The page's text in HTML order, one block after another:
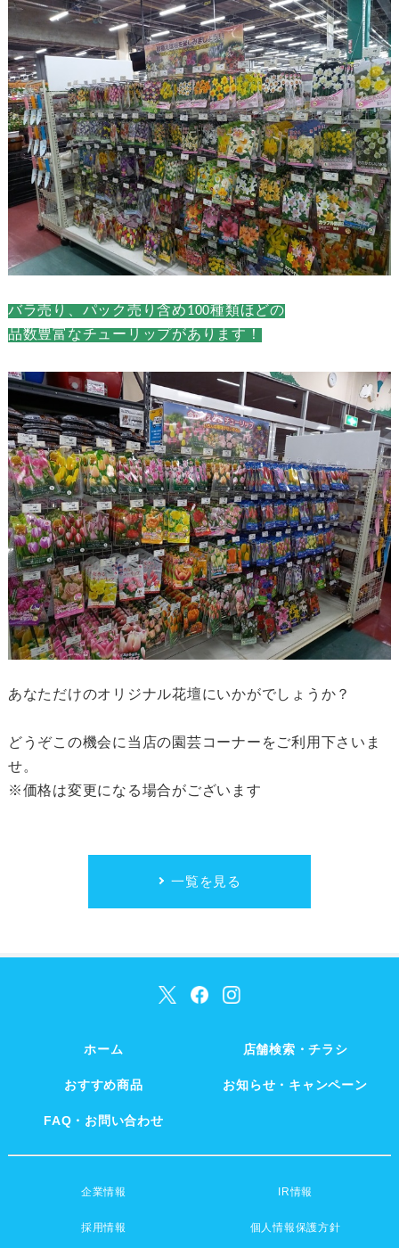
バラ売り、パック売り含め100種類ほどの
品数豊富なチューリップがあります！
あなただけのオリジナル花壇にいかがでしょうか？
どうぞこの機会に当店の園芸コーナーをご利用下さいま
せ。
※価格は変更になる場合がございます
一覧を見る
ホーム 店舗検索・チラシ
おすすめ商品 お知らせ・キャンペーン
FAQ・お問い合わせ
企業情報 IR情報
採用情報 個人情報保護方針